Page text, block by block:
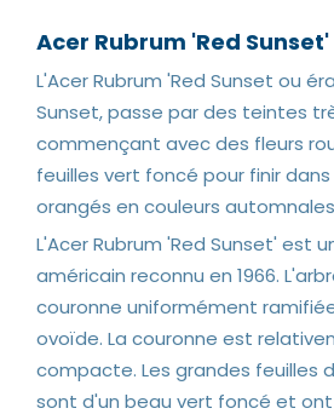
Acer Rubrum 'Red Sunset'
L'Acer Rubrum 'Red Sunset ou
Sunset, passe par des teintes
commençant avec des fleurs
feuilles vert foncé pour finir
orangés en couleurs
L'Acer Rubrum 'Red Sunset' est
américain reconnu en 1966.
couronne uniformément
ovoïde. La couronne est
compacte. Les grandes feuilles
sont d'un beau vert foncé et